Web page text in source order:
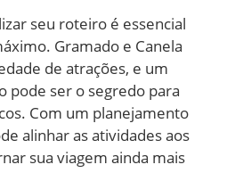
seu roteiro é essencial
Gramado e Canela
de atrações, e um
pode ser o segredo para
Com um planejamento
alinhar as atividades aos
sua viagem ainda mais